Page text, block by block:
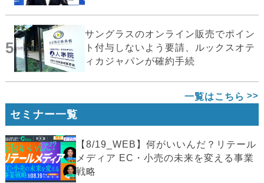
5
サングラスのオンライン販売でポイン
ト付与しないよう要請、ルックスオテ
ィカジャパンが確約手続
一覧はこちら
セミナー一覧
【8/19_WEB】何がいいんだ？リテール
メディア EC・小売の未来を変える事業
戦略